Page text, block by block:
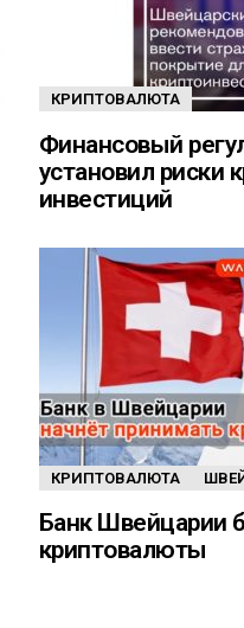
КРИПТОВАЛЮТА
Финансовый
установил риски
инвестиций
КРИПТОВАЛЮТА
Банк Швейцарии
криптовалюты